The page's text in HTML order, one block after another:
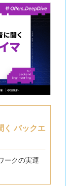
く バックエ
ークの実運